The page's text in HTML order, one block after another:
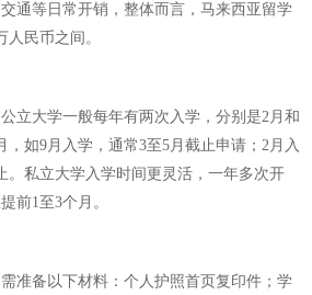
通等日常开销，整体而言，马来西亚留学
民币之间。
立大学一般每年有两次入学，分别是2月和
，如9月入学，通常3至5月截止申请；2月入
。私立大学入学时间更灵活，一年多次开
前1至3个月。
准备以下材料：个人护照首页复印件；学